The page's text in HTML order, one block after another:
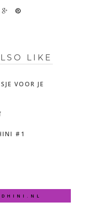
LIKE
VOOR JE
#1
DHINI.NL